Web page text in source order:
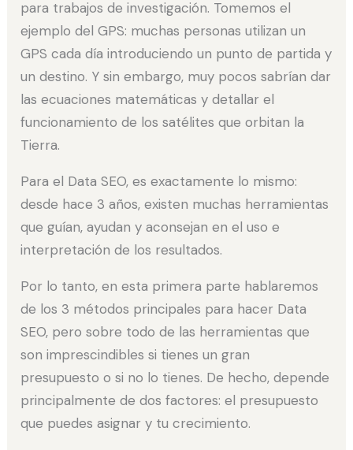
para trabajos de investigación. Tomemos el
ejemplo del GPS: muchas personas utilizan un
GPS cada día introduciendo un punto de partida y
un destino. Y sin embargo, muy pocos sabrían dar
las ecuaciones matemáticas y detallar el
funcionamiento de los satélites que orbitan la
Tierra.
Para el Data SEO, es exactamente lo mismo:
desde hace 3 años, existen muchas herramientas
que guían, ayudan y aconsejan en el uso e
interpretación de los resultados.
Por lo tanto, en esta primera parte hablaremos
de los 3 métodos principales para hacer Data
SEO, pero sobre todo de las herramientas que
son imprescindibles si tienes un gran
presupuesto o si no lo tienes. De hecho, depende
principalmente de dos factores: el presupuesto
que puedes asignar y tu crecimiento.